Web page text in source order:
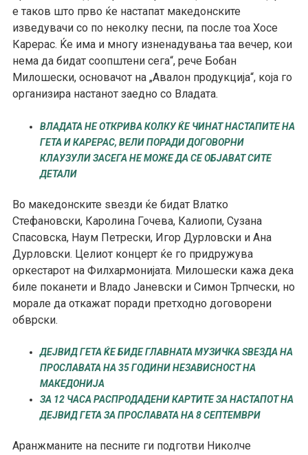
е таков што прво ќе настапат македонските
изведувачи со по неколку песни, па после тоа Хосе
Карерас. Ќе има и многу изненадувања таа вечер, кои
нема да бидат соопштени сега“, рече Бобан
Милошески, основачот на „Авалон продукција“, која го
организира настанот заедно со Владата.
ВЛАДАТА НЕ ОТКРИВА КОЛКУ ЌЕ ЧИНАТ НАСТАПИТЕ НА
ГЕТА И КАРЕРАС, ВЕЛИ ПОРАДИ ДОГОВОРНИ
КЛАУЗУЛИ ЗАСЕГА НЕ МОЖЕ ДА СЕ ОБЈАВАТ СИТЕ
ДЕТАЛИ
Во македонските ѕвезди ќе бидат Влатко
Стефановски, Каролина Гочева, Калиопи, Сузана
Спасовска, Наум Петрески, Игор Дурловски и Ана
Дурловски. Целиот концерт ќе го придружува
оркестарот на Филхармонијата. Милошески кажа дека
биле поканети и Владо Јаневски и Симон Трпчески, но
морале да откажат поради претходно договорени
обврски.
ДЕЈВИД ГЕТА ЌЕ БИДЕ ГЛАВНАТА МУЗИЧКА ЅВЕЗДА НА
ПРОСЛАВАТА НА 35 ГОДИНИ НЕЗАВИСНОСТ НА
МАКЕДОНИЈА
ЗА 12 ЧАСА РАСПРОДАДЕНИ КАРТИТЕ ЗА НАСТАПОТ НА
ДЕЈВИД ГЕТА ЗА ПРОСЛАВАТА НА 8 СЕПТЕМВРИ
Аранжманите на песните ги подготви Николче